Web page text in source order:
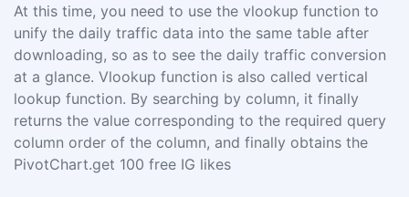
At this time, you need to use the vlookup function to
unify the daily traffic data into the same table after
downloading, so as to see the daily traffic conversion
at a glance. Vlookup function is also called vertical
lookup function. By searching by column, it finally
returns the value corresponding to the required query
column order of the column, and finally obtains the
PivotChart.get 100 free IG likes